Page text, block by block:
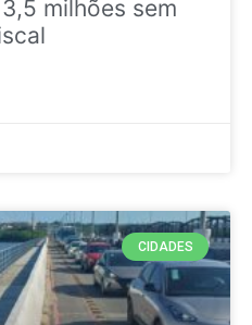
milhões sem
CIDADES